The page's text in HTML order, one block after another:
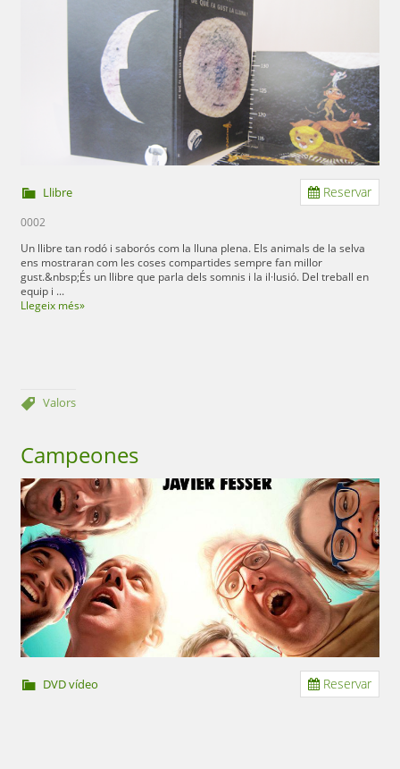
Reservar
Llibre
0002
Un llibre tan rodó i saborós com la lluna plena. Els animals de la selva
ens mostraran com les coses compartides sempre fan millor
gust.&nbsp;És un llibre que parla dels somnis i la il·lusió. Del treball en
equip i ...
Llegeix més»
Valors
Campeones
Reservar
DVD vídeo